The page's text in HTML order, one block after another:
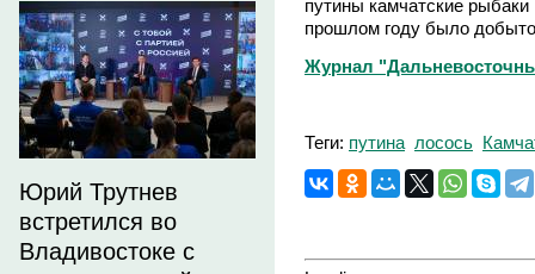
Юрий Трутнев
встретился во
Владивостоке с
путины камчатские
прошлом году было
Журнал
Теги: путина лосось